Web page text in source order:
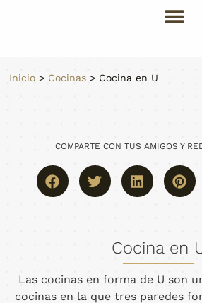
Inicio > Cocinas > Cocina en U
Cocina en
Las cocinas en forma de U son
cocinas en la que tres paredes
COMPARTE CON TUS AMIGOS Y